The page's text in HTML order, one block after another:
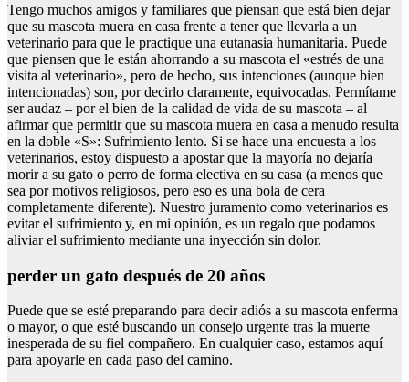
Tengo muchos amigos y familiares que piensan que está bien dejar
que su mascota muera en casa frente a tener que llevarla a un
veterinario para que le practique una eutanasia humanitaria. Puede
que piensen que le están ahorrando a su mascota el «estrés de una
visita al veterinario», pero de hecho, sus intenciones (aunque bien
intencionadas) son, por decirlo claramente, equivocadas. Permítame
ser audaz – por el bien de la calidad de vida de su mascota – al
afirmar que permitir que su mascota muera en casa a menudo resulta
en la doble «S»: Sufrimiento lento. Si se hace una encuesta a los
veterinarios, estoy dispuesto a apostar que la mayoría no dejaría
morir a su gato o perro de forma electiva en su casa (a menos que
sea por motivos religiosos, pero eso es una bola de cera
completamente diferente). Nuestro juramento como veterinarios es
evitar el sufrimiento y, en mi opinión, es un regalo que podamos
aliviar el sufrimiento mediante una inyección sin dolor.
perder un gato después de 20 años
Puede que se esté preparando para decir adiós a su mascota enferma
o mayor, o que esté buscando un consejo urgente tras la muerte
inesperada de su fiel compañero. En cualquier caso, estamos aquí
para apoyarle en cada paso del camino.